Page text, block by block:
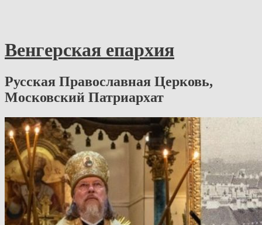
Венгерская епархия
Русская Православная Церковь,
Московский Патриархат